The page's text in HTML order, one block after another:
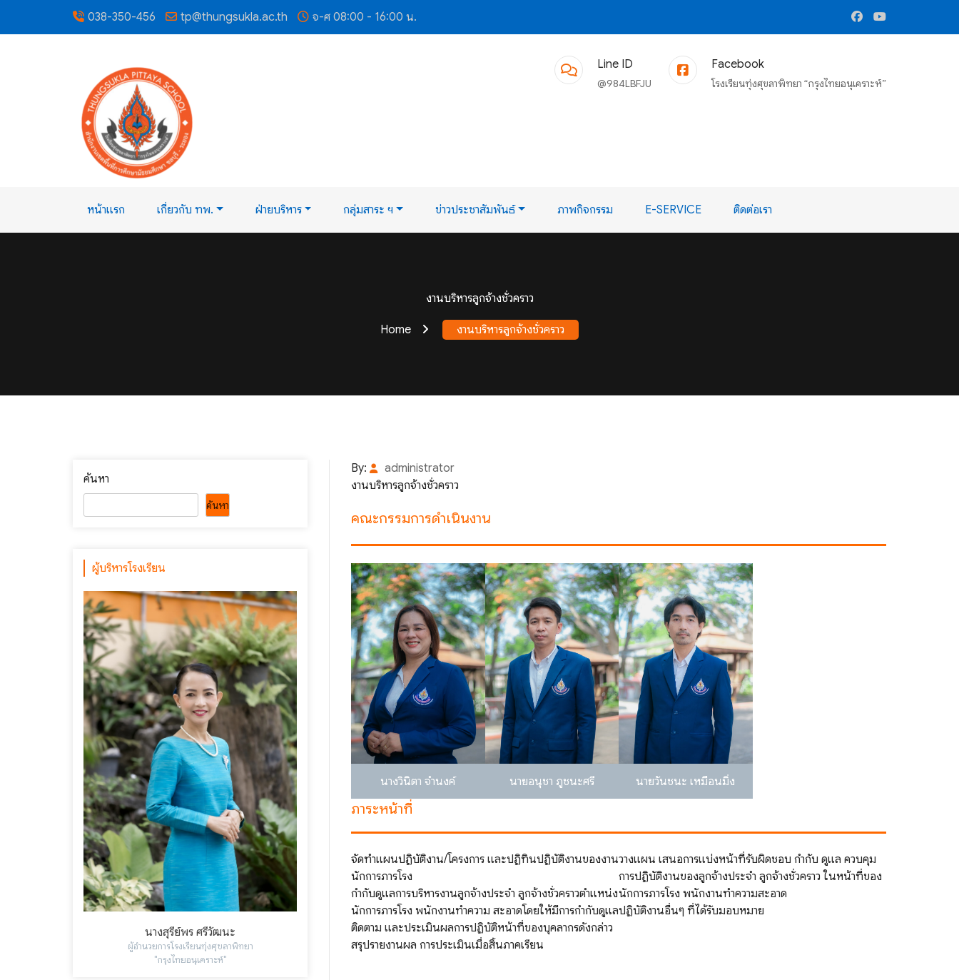
038-350-456 tp@thungsukla.ac.th จ-ศ 08:00 - 16:00 น.
Line ID
@984LBFJU
Facebook
โรงเรียนทุ่งศุขลาพิทยา “กรุงไทยอนุเคราะห์”
หน้าแรก เกี่ยวกับ ทพ. ฝ่ายบริหาร กลุ่มสาระ ฯ ข่าวประชาสัมพันธ์ ภาพกิจกรรม E-SERVICE ติดต่อเรา
งานบริหารลูกจ้างชั่วคราว
Home งานบริหารลูกจ้างชั่วคราว
ค้นหา
ค้นหา
ผู้บริหารโรงเรียน
นางสุรีย์พร ศรีวัฒนะ
ผู้อำนวยการโรงเรียนทุ่งศุขลาพิทยา
"กรุงไทยอนุเคราะห์"
By:
administrator
งานบริหารลูกจ้างชั่วคราว
คณะกรรมการดำเนินงาน
นางวินิตา จำนงค์ นายอนุชา ภูชนะศรี นายวันชนะ เหมือนมิ่ง
ภาระหน้าที่
จัดทําแผนปฏิบัติงาน/โครงการ และปฏิทินปฏิบัติงานของงาน
นักการภารโรง
กํากับดูแลการบริหารงานลูกจ้างประจํา ลูกจ้างชั่วคราวตําแหน่ง
นักการภารโรง พนักงานทําความ สะอาดโดยให้มีการกํากับดูแล
ติดตาม และประเมินผลการปฏิบัติหน้าที่ของบุคลากรดังกล่าว
สรุปรายงานผล การประเมินเมื่อสิ้นภาคเรียน
วางแผน เสนอการแบ่งหน้าที่รับผิดชอบ กํากับ ดูแล ควบคุม
การปฏิบัติงานของลูกจ้างประจํา ลูกจ้างชั่วคราว ในหน้าที่ของ
นักการภารโรง พนักงานทําความสะอาด
ปฏิบัติงานอื่นๆ ที่ได้รับมอบหมาย